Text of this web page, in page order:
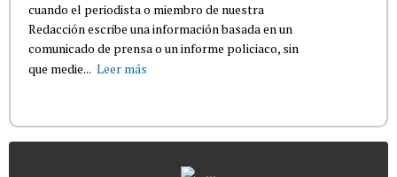
cuando el periodista o miembro de nuestra
Redacción escribe una información basada en un
comunicado de prensa o un informe policiaco, sin
que medie... Leer más
...